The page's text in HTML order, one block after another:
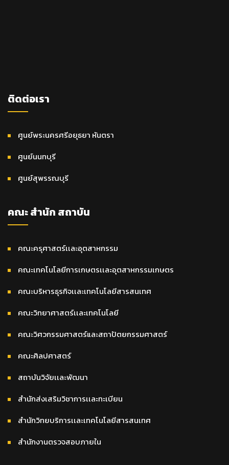
ติดต่อเรา
ศูนย์พระนครศรีอยุธยา หันตรา
ศูนย์นนทบุรี
ศูนย์สุพรรณบุรี
คณะ สำนัก สถาบัน
คณะครุศาสตร์เเละอุตสาหกรรม
คณะเทคโนโลยีการเกษตรเเละอุตสาหกรรมเกษตร
คณะบริหารธุรกิจเเละเทคโนโลยีสารสนเทศ
คณะวิทยาศาสตร์เเละเทคโนโลยี
คณะวิศวกรรมศาสตร์และสถาปัตยกรรมศาสตร์
คณะศิลปศาสตร์
สถาบันวิจัยเเละพัฒนา
สำนักส่งเสริมวิชาการเเละทะเบียน
สำนักวิทยบริการเเละเทคโนโลยีสารสนเทศ
สำนักงานตรวจสอบภายใน